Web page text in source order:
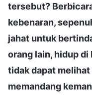
tersebut?
kebenaran,
jahat untuk
orang lain, hidup di
tidak dapat melihat
memandang